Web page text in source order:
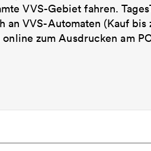
VVS-Gebiet fahren.
VVS-Automaten (Kauf bis
zum Ausdrucken am